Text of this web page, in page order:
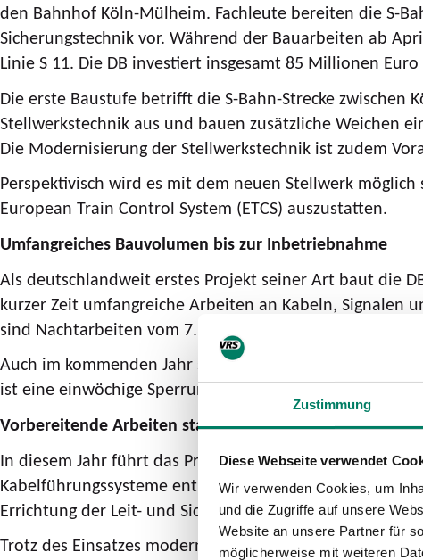
Zustimmung
Diese Webseite verwendet
Wir verwenden Cookies, um
und die Zugriffe auf unsere
Website an unsere Partner für
möglicherweise mit weiteren
den Bahnhof Köln-Mülheim. Fachleute bereiten die S-
Sicherungstechnik vor. Während der Bauarbeiten ab
Linie S 11. Die DB investiert insgesamt 85 Millionen
Die erste Baustufe betrifft die S-Bahn-Strecke
Stellwerkstechnik aus und bauen zusätzliche Weichen
Die Modernisierung der Stellwerkstechnik ist zudem
Perspektivisch wird es mit dem neuen Stellwerk
European Train Control System (ETCS) auszustatten.
Umfangreiches Bauvolumen bis zur Inbetriebnahme
Als deutschlandweit erstes Projekt seiner Art baut die
kurzer Zeit umfangreiche Arbeiten an Kabeln, Signalen
sind Nachtarbeiten vom 7. August bis zum 4. September
Auch im kommenden Jahr sind weitere
ist eine einwöchige Sperrung vom 7. Mai bis 14. Mai
Vorbereitende Arbeiten starten ab 10. April
In diesem Jahr führt das Projektteam umfangreiche
Kabelführungssysteme entlang der Strecke. Außerdem
Errichtung der Leit- und Sicherungstechnik stehen
Trotz des Einsatzes modernster Arbeitsgeräte ist